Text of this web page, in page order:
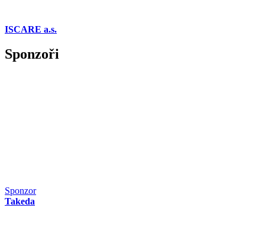
ISCARE a.s.
Sponzoři
Sponzor
Takeda